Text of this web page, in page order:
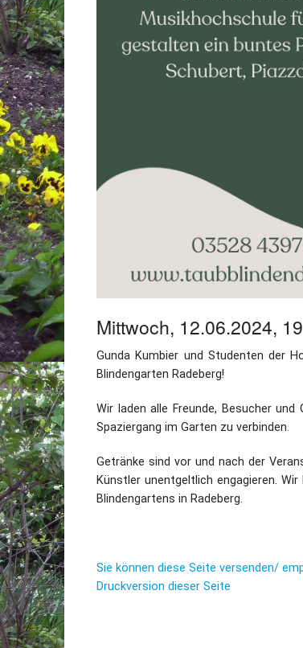
Mittwoch, 12.06.2024,
Gunda Kumbier und Studenten der
Blindengarten Radeberg!
Wir laden alle Freunde, Besucher
Spaziergang im Garten zu verbinden.
Getränke sind vor und nach der
Künstler unentgeltlich engagieren.
Blindengartens in Radeberg.
Sie können diese Seite versenden/
Druckversion dieser Seite